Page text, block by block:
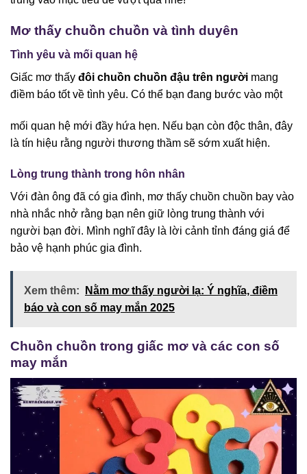
Mơ thấy chuồn chuồn và tình duyên
Tình yêu và mối quan hệ
Giấc mơ thấy đôi chuồn chuồn đậu trên người mang
điềm báo tốt về tình yêu. Có thể bạn đang bước vào một
mối quan hệ mới đầy hứa hẹn. Nếu bạn còn độc thân, đây
là tín hiệu rằng người thương thầm sẽ sớm xuất hiện.
Lòng trung thành trong hôn nhân
Với đàn ông đã có gia đình, mơ thấy chuồn chuồn bay vào
nhà nhắc nhở rằng bạn nên giữ lòng trung thành với
người bạn đời. Mình nghĩ đây là lời cảnh tỉnh đáng giá để
bảo vệ hạnh phúc gia đình.
Xem thêm:
Nằm mơ thấy người lạ: Ý nghĩa, điềm
báo và con số may mắn 2025
Chuồn chuồn trong giấc mơ và các con số
may mắn